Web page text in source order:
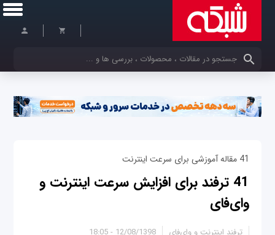
کلمات کلیدی خود را وارد کنید
41 مقاله آموزشی برای سرعت اینترنت
41 ترفند برای افزایش سرعت اینترنت و
وای‌فای